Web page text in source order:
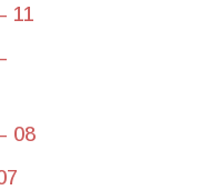
11
08